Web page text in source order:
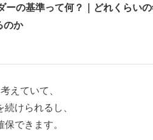
ーの基準って何？｜どれくらい
のか
えていて、
けられるし、
できます。